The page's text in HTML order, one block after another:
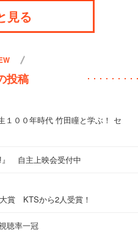
見る
投稿
００年時代 竹田瞳と学ぶ！ セ
』 自主上映会受付中
賞 KTSから2人受賞！
聴率一冠